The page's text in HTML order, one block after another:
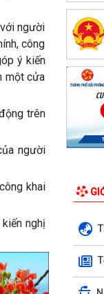
người
công
ý kiến
một cửa
trên
người
khai
nghị
Nghị
27/7/
Quy
Quyết
của
thủ tục
danh
281/
phủ và
Công
trước